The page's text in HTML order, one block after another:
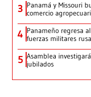
3 Panamá y Missouri
comercio
4 Panameño regresa
fuerzas militares
5 Asamblea
jubilados